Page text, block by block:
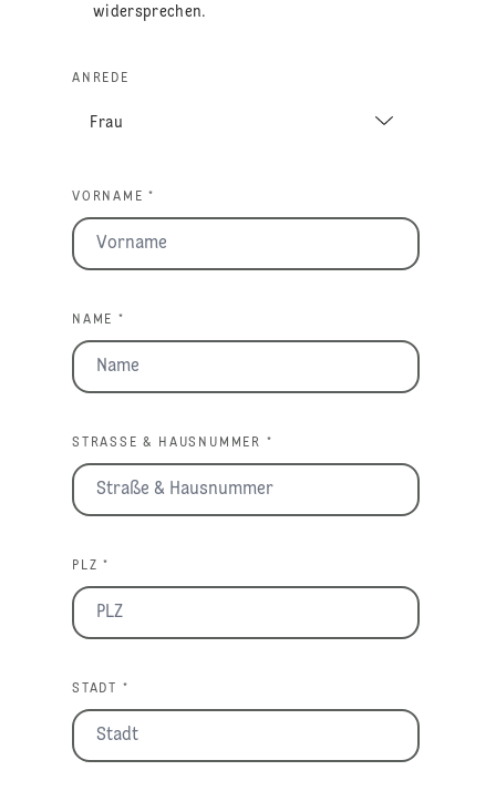
widersprechen.
ANREDE
VORNAME *
NAME *
STRASSE & HAUSNUMMER *
PLZ *
STADT *